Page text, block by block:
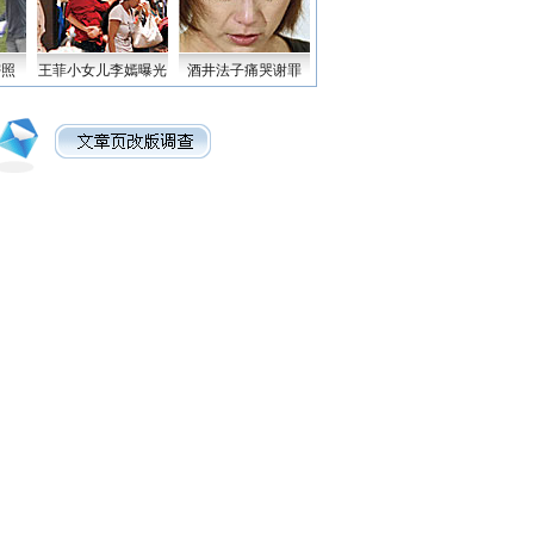
王菲小女儿李嫣曝光 酒井法子痛哭谢罪